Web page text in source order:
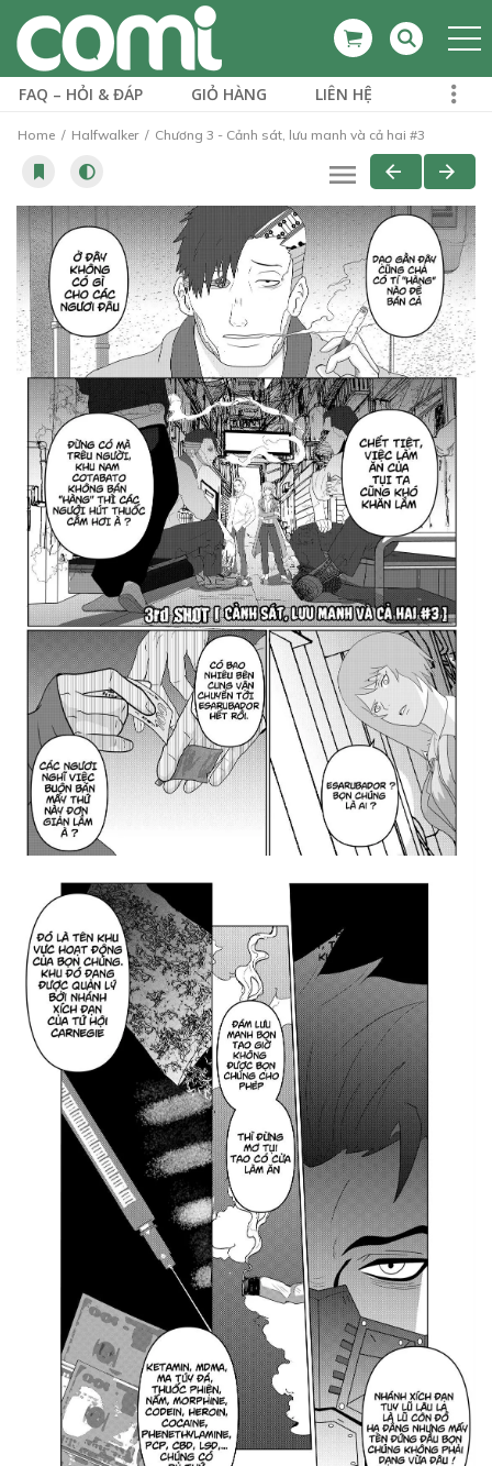
FAQ – HỎI & ĐÁP GIỎ HÀNG LIÊN HỆ
Home Halfwalker Chương 3 - Cảnh sát, lưu manh và cả hai #3